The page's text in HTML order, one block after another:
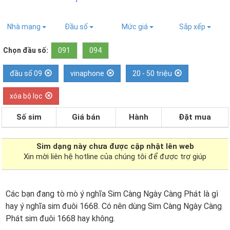
Nhà mạng Đầu số Mức giá Sắp xếp
Chọn đầu số: 091 094
đầu số 09 vinaphone 20 - 50 triệu
xóa bộ lọc
Số sim Giá bán Hành Đặt mua
Sim dạng này chưa được cập nhật lên web
Xin mời liên hệ hotline của chúng tôi để được trợ giúp
Các bạn đang tò mò ý nghĩa Sim Càng Ngày Càng Phát là gì
hay ý nghĩa sim đuôi 1668. Có nên dùng Sim Càng Ngày Càng
Phát sim đuôi 1668 hay không.